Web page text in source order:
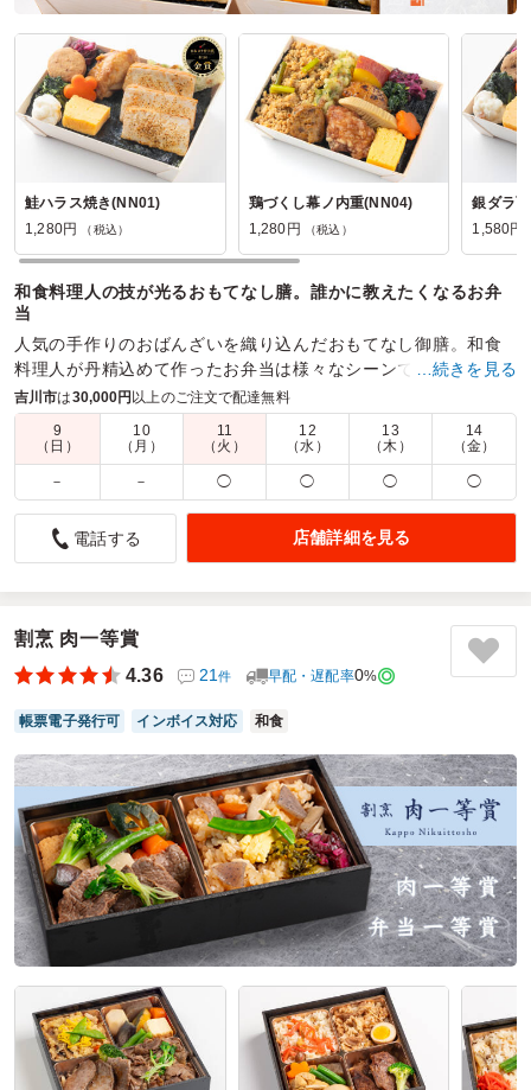
鮭ハラス焼き(NN01)
1,280円
（税込）
鶏づくし幕ノ内重(NN04)
1,280円
（税込）
銀ダラ
1,580円
和食料理人の技が光るおもてなし膳。誰かに教えたくなるお弁
当
人気の手作りのおばんざいを織り込んだおもてなし御膳。和食
料理人が丹精込めて作ったお弁当は様々なシーンでご利用でき
るようラインナップしました！
商品数： 締切日時： 2日前15:00 価格帯：
880円～2,160円
配達時間：
10:00～16:30
彩や味が最高
5.0
参加者の年齢：60代以上男女比：男女混合
坊々樹の口コミをもっと見る
…続きを見る
吉川市は30,000円 以上のご注文で配達無料
9
（日）
10
（月）
11
（火）
12
（水）
13
（木）
14
（金）
－ － ◯ ◯ ◯ ◯
電話する 店舗詳細を見る
割烹 肉一等賞
4.36
21件 早配・遅配率0%
帳票電子発行可 インボイス対応 和食